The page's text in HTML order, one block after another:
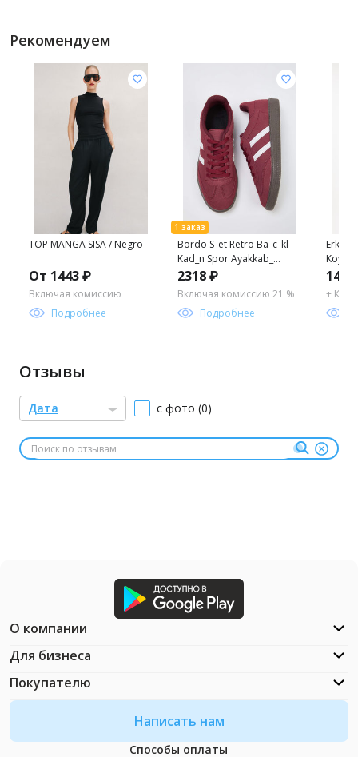
Рекомендуем
TOP MANGA SISA / Negro
От 1443 ₽
Включая комиссию
Подробнее
Bordo S_et Retro Ba_c_kl_
Kad_n Spor Ayakkab_
TAKAW25SN00005
2318 ₽
Включая комиссию 21 %
Подробнее
Erkek
Koyu
1469
+
Отзывы
Дата с фото (0)
Написать нам
Способы оплаты
О компании
Для бизнеса
Покупателю